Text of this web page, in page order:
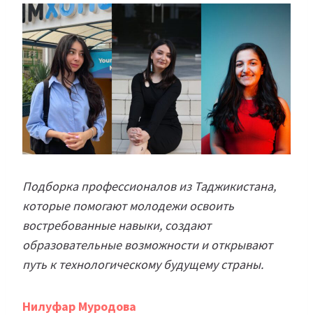
Подборка профессионалов из Таджикистана,
которые помогают молодежи освоить
востребованные навыки, создают
образовательные возможности и открывают
путь к технологическому будущему страны.
Нилуфар Муродова